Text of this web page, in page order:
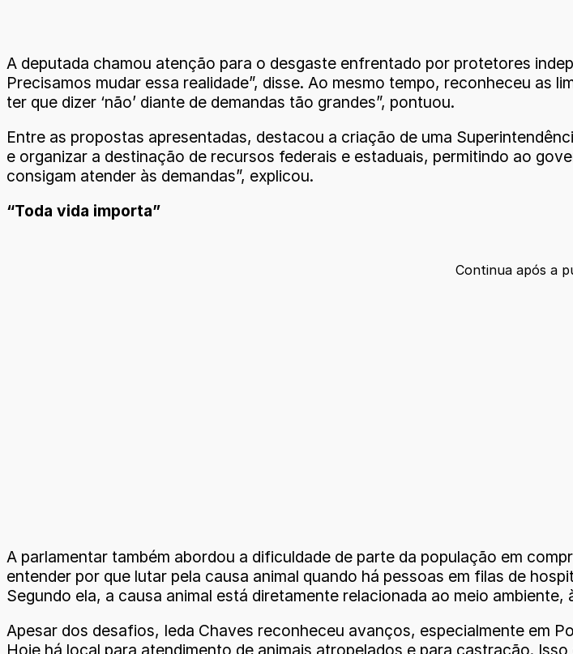
A deputada chamou atenção para o desgaste enfrentado por protetores
Precisamos mudar essa realidade”, disse. Ao mesmo tempo, reconheceu as
ter que dizer ‘não’ diante de demandas tão grandes”, pontuou.
Entre as propostas apresentadas, destacou a criação de uma
e organizar a destinação de recursos federais e estaduais, permitindo ao
consigam atender às demandas”, explicou.
“Toda vida importa”
Continua após a
A parlamentar também abordou a dificuldade de parte da população em
entender por que lutar pela causa animal quando há pessoas em filas de
Segundo ela, a causa animal está diretamente relacionada ao meio ambiente,
Apesar dos desafios, Ieda Chaves reconheceu avanços, especialmente em
Hoje há local para atendimento de animais atropelados e para castração.